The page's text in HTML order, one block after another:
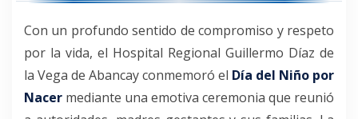
Con un profundo sentido de compromiso y respeto
por la vida, el Hospital Regional Guillermo Díaz de
la Vega de Abancay conmemoró el Día del Niño por
Nacer mediante una emotiva ceremonia que reunió